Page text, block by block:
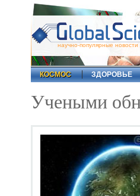
научно-популярные новости
КОСМОС
ЗДОРОВЬЕ
Учеными